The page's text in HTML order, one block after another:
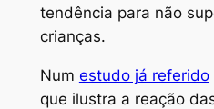
tendência para não
crianças.
Num estudo já referido
que ilustra a reação